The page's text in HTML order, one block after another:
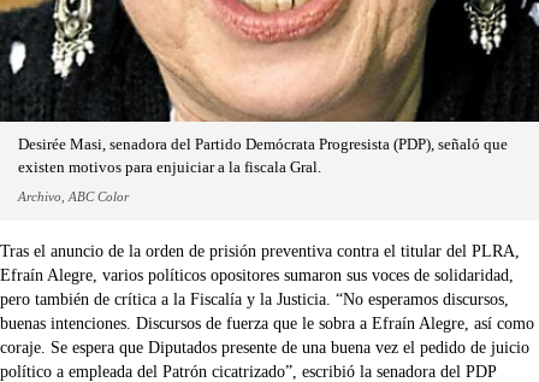
Desirée Masi, senadora del Partido Demócrata Progresista (PDP), señaló que
existen motivos para enjuiciar a la fiscala Gral.
Archivo, ABC Color
Tras el anuncio de la orden de prisión preventiva contra el titular del PLRA,
Efraín Alegre, varios políticos opositores sumaron sus voces de solidaridad,
pero también de crítica a la Fiscalía y la Justicia. “No esperamos discursos,
buenas intenciones. Discursos de fuerza que le sobra a Efraín Alegre, así como
coraje. Se espera que Diputados presente de una buena vez el pedido de juicio
político a empleada del Patrón cicatrizado”, escribió la senadora del PDP